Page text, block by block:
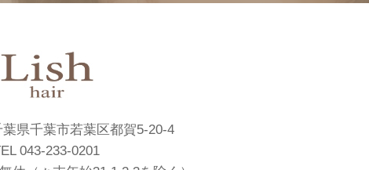
葉県千葉市若葉区都賀5-20-4
043-233-0201